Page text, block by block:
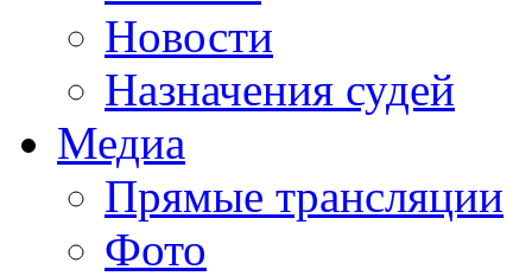
Новости
Назначения судей
Медиа
Прямые трансляции
Фото